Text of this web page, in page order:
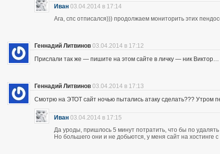
Иван 03.04.2014 в 17:14
Ага, спс отписался))) продолжаем мониторить этих
Геннадий Литвинов 03.04.2014 в 17:12
Прислали так же — пишите на этом сайте в личку — ник Виктор…
Геннадий Литвинов 03.04.2014 в 17:13
Смотрю на ЭТОТ сайт ночью пытались атаку сделать??? Утром
Иван 03.04.2014 в 17:15
Да уроды, пришлось 5 минут потратить, что бы по
Но большего они и не добьются, у меня сайт на хостинге